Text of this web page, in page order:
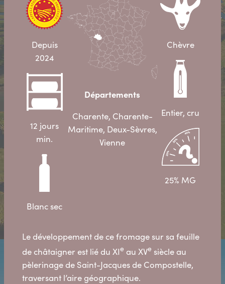
Depuis
2024
12 jours
min.
Blanc sec
Départements
Charente, Charente-
Maritime, Deux-Sèvres,
Vienne
Chèvre
Entier, cru
25% MG
Le développement de ce fromage sur sa feuille
de châtaigner est lié du XIe au XVe siècle au
pèlerinage de Saint-Jacques de Compostelle,
traversant l’aire géographique.